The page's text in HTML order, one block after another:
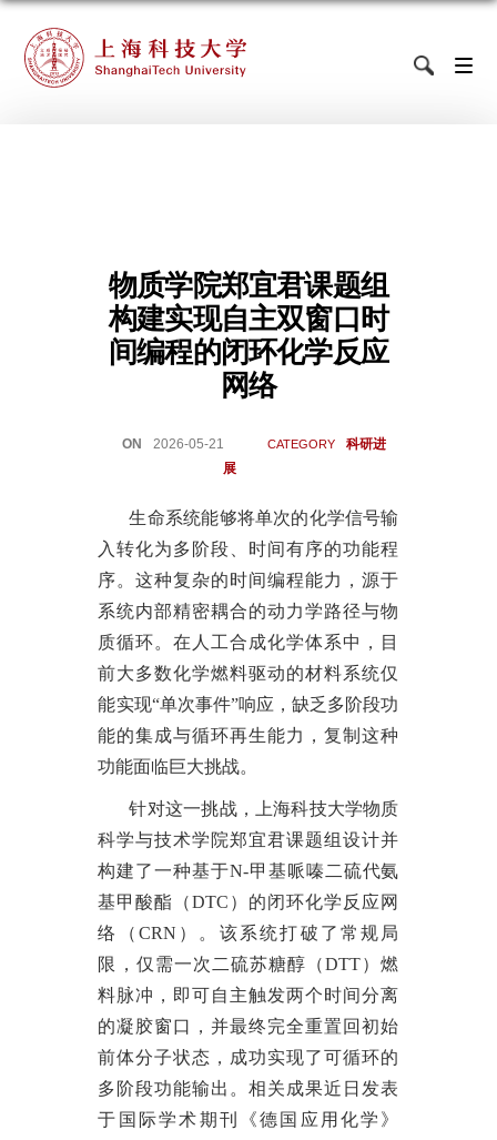
物质学院郑宜君课题组
构建实现自主双窗口时
间编程的闭环化学反应
网络
ON 2026-05-21 CATEGORY
科研进
展
生命系统能够将单次的化学信号输
入转化为多阶段、时间有序的功能程
序。这种复杂的时间编程能力，源于
系统内部精密耦合的动力学路径与物
质循环。在人工合成化学体系中，目
前大多数化学燃料驱动的材料系统仅
能实现“单次事件”响应，缺乏多阶段功
能的集成与循环再生能力，复制这种
功能面临巨大挑战。
针对这一挑战，上海科技大学物质
科学与技术学院郑宜君课题组设计并
构建了一种基于N-甲基哌嗪二硫代氨
基甲酸酯（DTC）的闭环化学反应网
络（CRN）。该系统打破了常规局
限，仅需一次二硫苏糖醇（DTT）燃
料脉冲，即可自主触发两个时间分离
的凝胶窗口，并最终完全重置回初始
前体分子状态，成功实现了可循环的
多阶段功能输出。相关成果近日发表
于国际学术期刊
《德国应用化学》